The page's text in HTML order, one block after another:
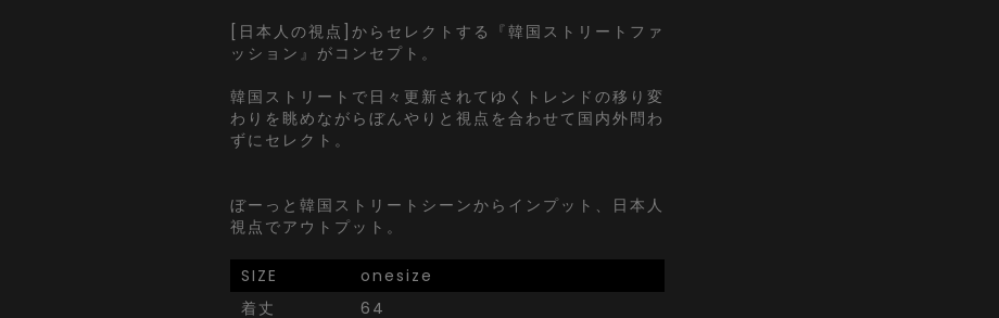
[日本人の視点]からセレクトする『韓国ストリートファ
ッション』がコンセプト。
韓国ストリートで日々更新されてゆくトレンドの移り変
わりを眺めながらぼんやりと視点を合わせて国内外問わ
ずにセレクト。
ぼーっと韓国ストリートシーンからインプット、日本人
視点でアウトプット。
SIZE
onesize
着丈
64